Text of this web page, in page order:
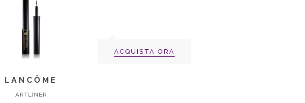
LANCÔME
ARTLINER
ACQUISTA ORA